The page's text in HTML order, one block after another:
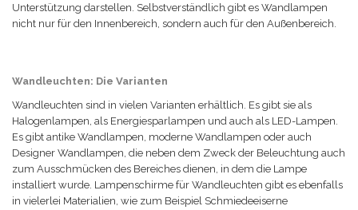
Unterstützung darstellen. Selbstverständlich gibt es Wandlampen
nicht nur für den Innenbereich, sondern auch für den Außenbereich.
Wandleuchten: Die Varianten
Wandleuchten sind in vielen Varianten erhältlich. Es gibt sie als
Halogenlampen, als Energiesparlampen und auch als LED-Lampen.
Es gibt antike Wandlampen, moderne Wandlampen oder auch
Designer Wandlampen, die neben dem Zweck der Beleuchtung auch
zum Ausschmücken des Bereiches dienen, in dem die Lampe
installiert wurde. Lampenschirme für Wandleuchten gibt es ebenfalls
in vielerlei Materialien, wie zum Beispiel Schmiedeeiserne